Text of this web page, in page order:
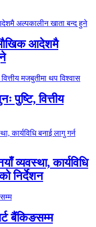
आदेशमै
पुष्टि, वित्तीय
व्यवस्था, कार्यविधि
निर्देशन
बैंकिङसम्म